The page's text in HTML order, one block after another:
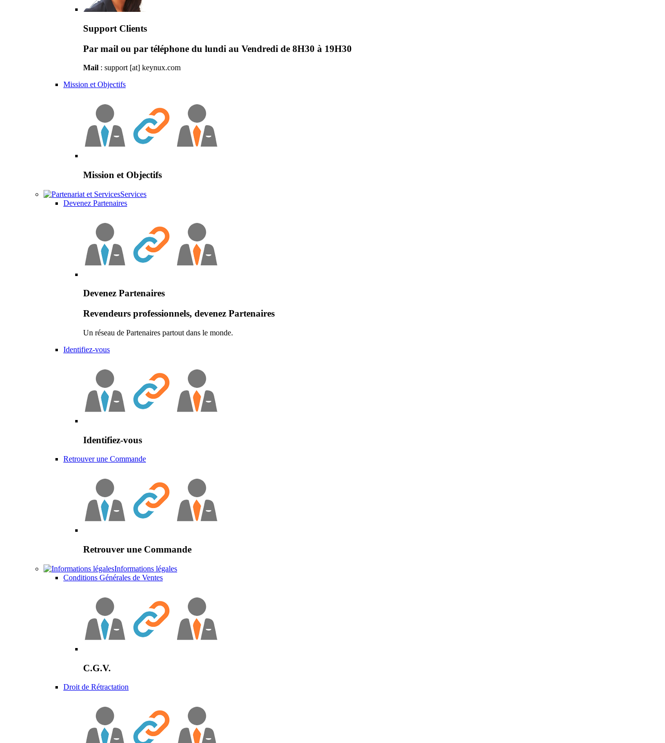
Support Clients
Par mail ou par téléphone du lundi au Vendredi de 8H30 à 19H30
Mail : support [at] keynux.com
Mission et Objectifs
Mission et Objectifs
Services
Devenez Partenaires
Devenez Partenaires
Revendeurs professionnels, devenez Partenaires
Un réseau de Partenaires partout dans le monde.
Identifiez-vous
Identifiez-vous
Retrouver une Commande
Retrouver une Commande
Informations légales
Conditions Générales de Ventes
C.G.V.
Droit de Rétractation